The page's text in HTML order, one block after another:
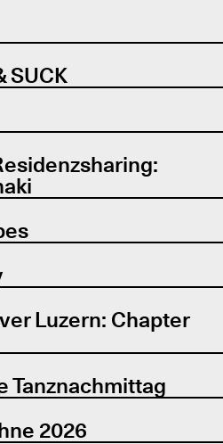
SUCK
Luzern: Chapter
Tanznachmittag
2026